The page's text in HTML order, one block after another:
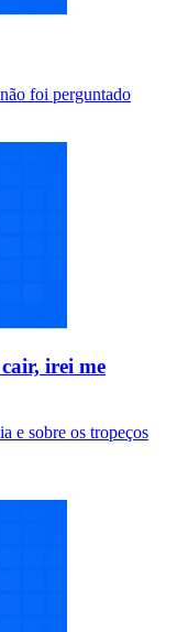
foi perguntado
irei me
e sobre os tropeços